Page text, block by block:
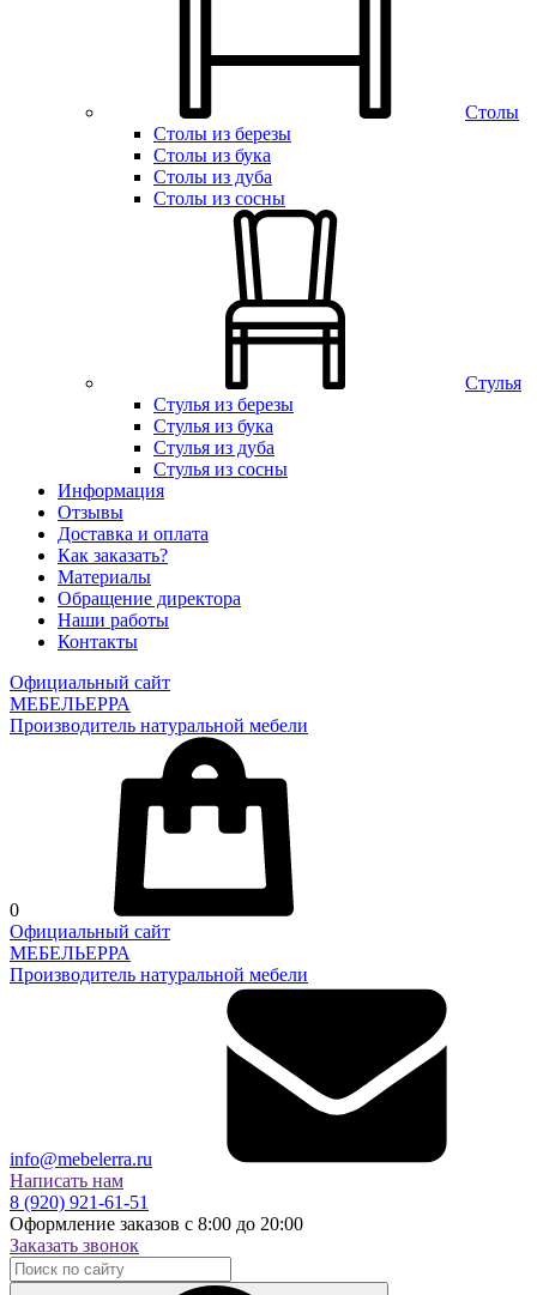
Столы
Столы из березы
Столы из бука
Столы из дуба
Столы из сосны
Стулья
Стулья из березы
Стулья из бука
Стулья из дуба
Стулья из сосны
Информация
Отзывы
Доставка и оплата
Как заказать?
Материалы
Обращение директора
Наши работы
Контакты
Официальный сайт
МЕБЕЛЬЕРРА
Производитель натуральной мебели
0
Официальный сайт
МЕБЕЛЬЕРРА
Производитель натуральной мебели
info@mebelerra.ru
Написать нам
8 (920) 921-61-51
Оформление заказов с 8:00 до 20:00
Заказать звонок